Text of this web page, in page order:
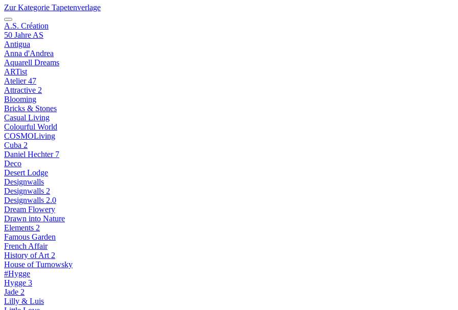
Zur Kategorie Tapetenverlage
A.S. Création
50 Jahre AS
Antigua
Anna d'Andrea
Aquarell Dreams
ARTist
Atelier 47
Attractive 2
Blooming
Bricks & Stones
Casual Living
Colourful World
COSMOLiving
Cuba 2
Daniel Hechter 7
Deco
Desert Lodge
Designwalls
Designwalls 2
Designwalls 2.0
Dream Flowery
Drawn into Nature
Elements 2
Famous Garden
French Affair
History of Art 2
House of Turnowsky
#Hygge
Hygge 3
Jade 2
Lilly & Luis